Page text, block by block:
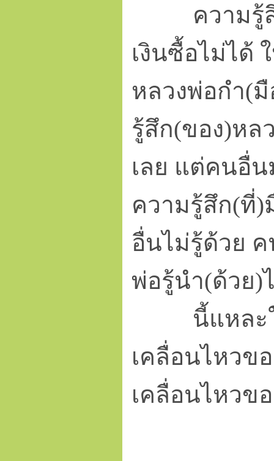
ความรู้สึก
เงินซื้อไม่ได้
หลวงพ่อกำ(
รู้สึก(ของ)หล
เลย แต่คนอื่
ความรู้สึก(ที่
อื่นไม่รู้ด้วย
พ่อรู้นำ(ด้วย)
นี้แหละใบ
เคลื่อนไหวข
เคลื่อนไหวข